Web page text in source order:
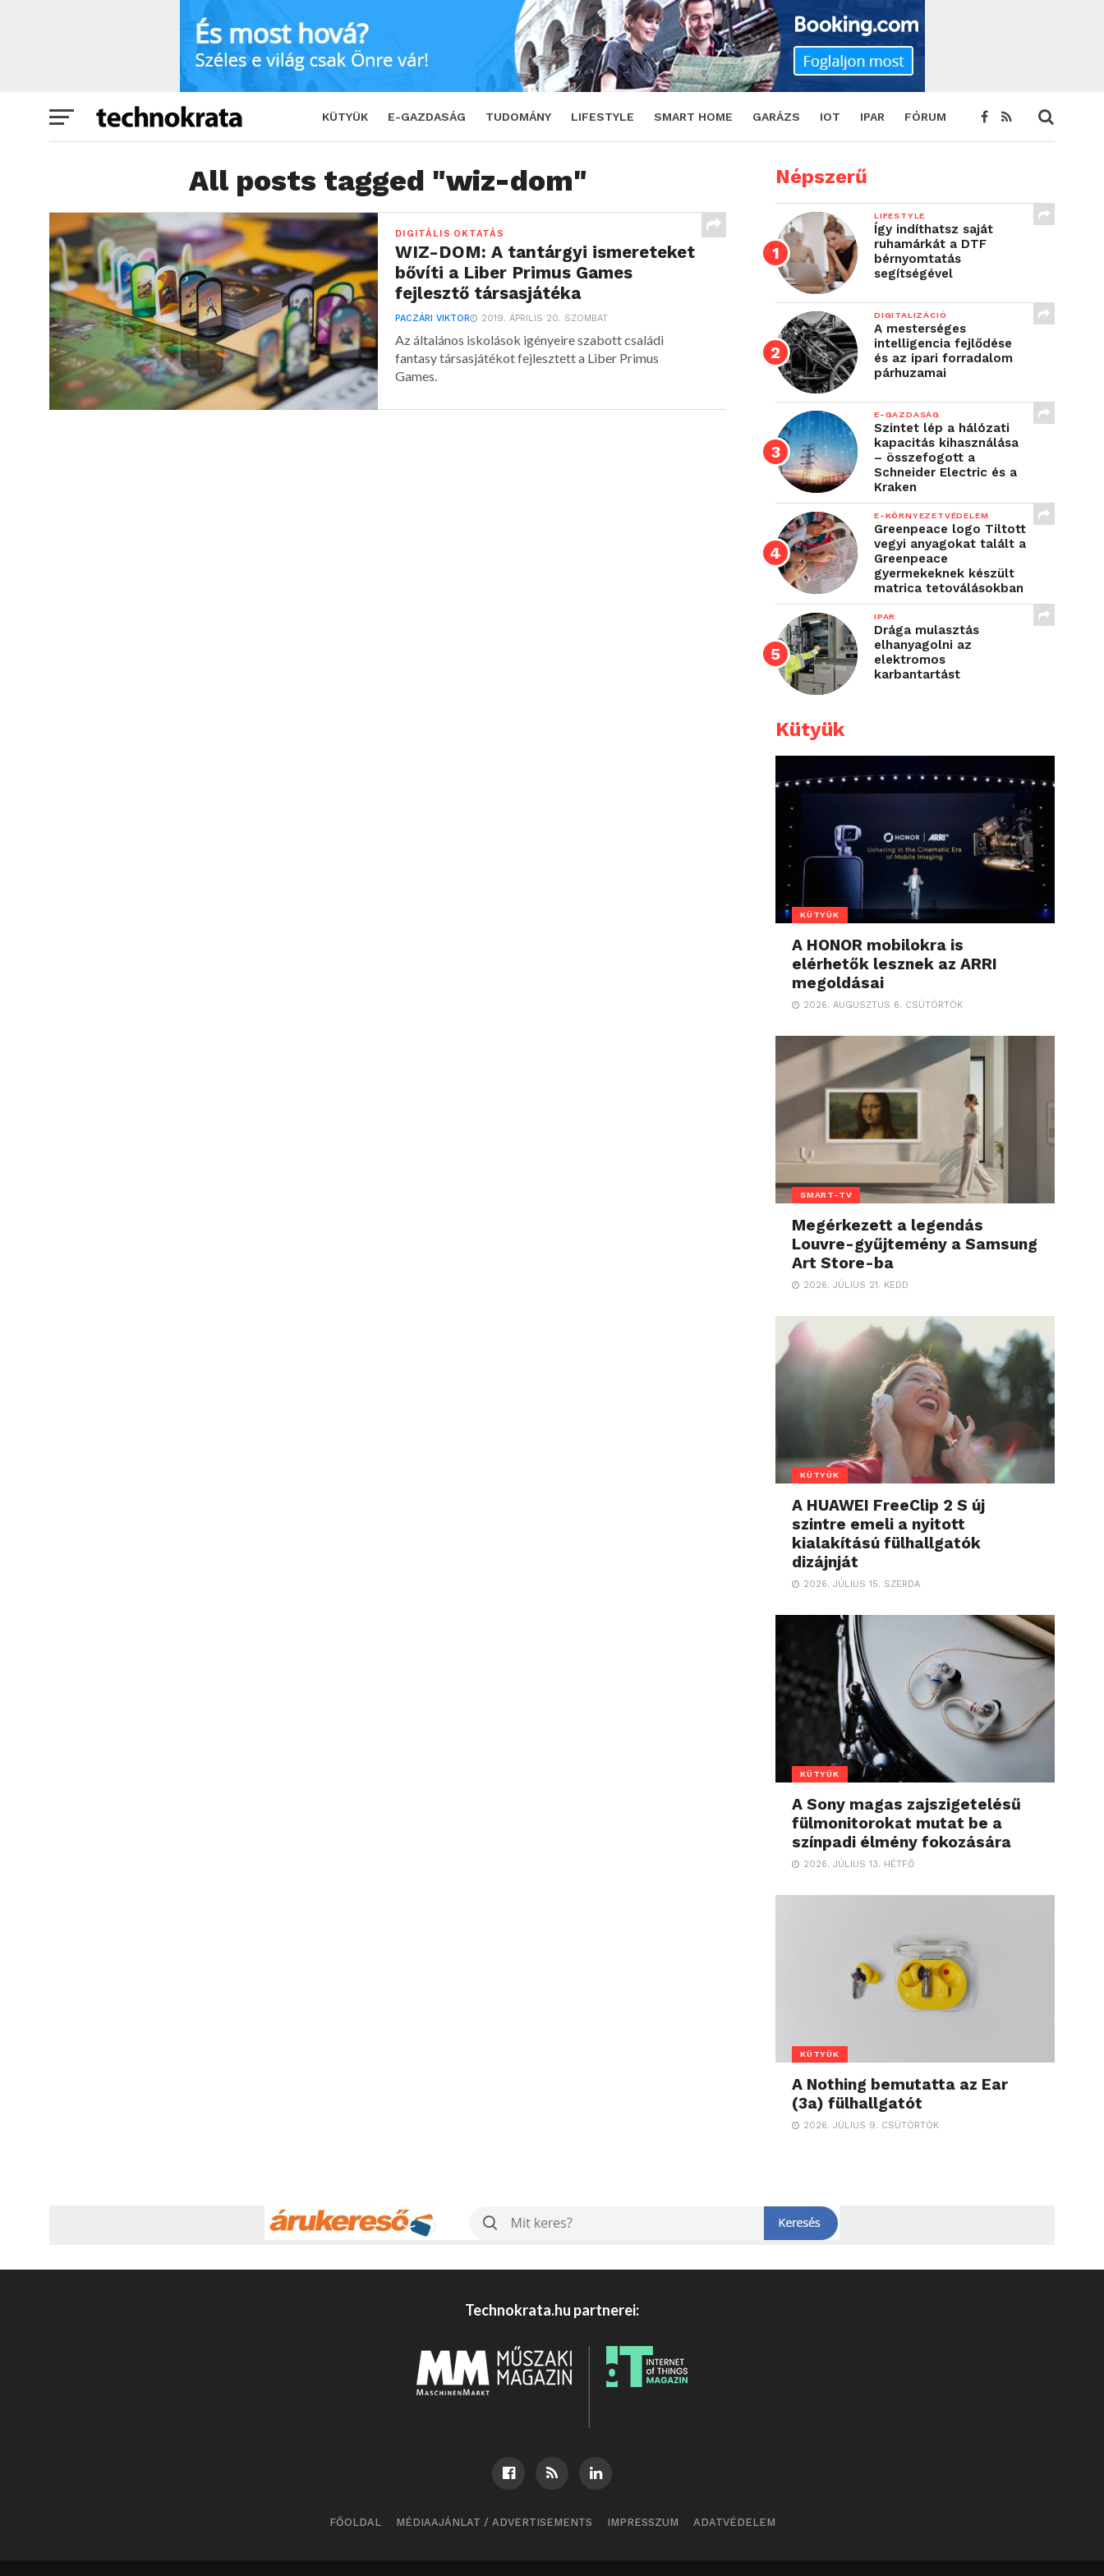
KÜTYÜK E-GAZDASÁG TUDOMÁNY LIFESTYLE SMART HOME GARÁZS IOT IPAR FÓRUM
All posts tagged "wiz-dom"
DIGITÁLIS OKTATÁS
WIZ-DOM: A tantárgyi ismereteket
bővíti a Liber Primus Games
fejlesztő társasjátéka
PACZÁRI VIKTOR 2019. ÁPRILIS 20. SZOMBAT
Az általános iskolások igényeire szabott családi
fantasy társasjátékot fejlesztett a Liber Primus
Games.
Népszerű
LIFESTYLE
Így indíthatsz saját
ruhamárkát a DTF
bérnyomtatás
segítségével
DIGITALIZÁCIÓ
A mesterséges
intelligencia fejlődése
és az ipari forradalom
párhuzamai
E-GAZDASÁG
Szintet lép a hálózati
kapacitás kihasználása
– összefogott a
Schneider Electric és a
Kraken
E-KÖRNYEZETVÉDELEM
Greenpeace logo Tiltott
vegyi anyagokat talált a
Greenpeace
gyermekeknek készült
matrica tetoválásokban
IPAR
Drága mulasztás
elhanyagolni az
elektromos
karbantartást
Kütyük
KÜTYÜK
A HONOR mobilokra is
elérhetők lesznek az ARRI
megoldásai
2026. AUGUSZTUS 6. CSÜTÖRTÖK
SMART-TV
Megérkezett a legendás
Louvre-gyűjtemény a Samsung
Art Store-ba
2026. JÚLIUS 21. KEDD
KÜTYÜK
A HUAWEI FreeClip 2 S új
szintre emeli a nyitott
kialakítású fülhallgatók
dizájnját
2026. JÚLIUS 15. SZERDA
KÜTYÜK
A Sony magas zajszigetelésű
fülmonitorokat mutat be a
színpadi élmény fokozására
2026. JÚLIUS 13. HÉTFŐ
KÜTYÜK
A Nothing bemutatta az Ear
(3a) fülhallgatót
2026. JÚLIUS 9. CSÜTÖRTÖK
Technokrata.hu partnerei:
FŐOLDAL MÉDIAAJÁNLAT / ADVERTISEMENTS IMPRESSZUM ADATVÉDELEM